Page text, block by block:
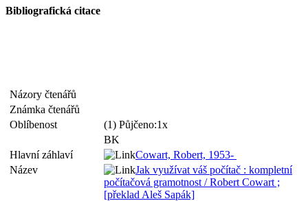
Bibliografická citace
Názory čtenářů
Známka čtenářů
Oblíbenost
(1) Půjčeno:1x
BK
Hlavní záhlaví
Cowart, Robert, 1953-
Název
Jak využívat váš počítač : kompletní
počítačová gramotnost / Robert Cowart ;
[překlad Aleš Sapák]